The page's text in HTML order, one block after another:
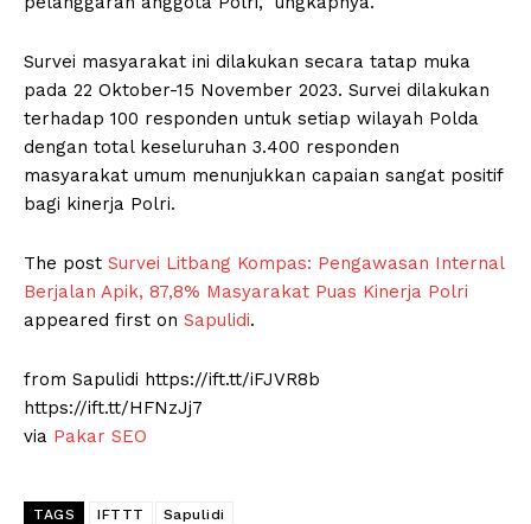
Survei masyarakat ini dilakukan secara tatap muka
pada 22 Oktober-15 November 2023. Survei dilakukan
terhadap 100 responden untuk setiap wilayah Polda
dengan total keseluruhan 3.400 responden
masyarakat umum menunjukkan capaian sangat positif
bagi kinerja Polri.
The post Survei Litbang Kompas: Pengawasan Internal
Berjalan Apik, 87,8% Masyarakat Puas Kinerja Polri
appeared first on Sapulidi.
from Sapulidi https://ift.tt/iFJVR8b
https://ift.tt/HFNzJj7
via Pakar SEO
TAGS IFTTT Sapulidi